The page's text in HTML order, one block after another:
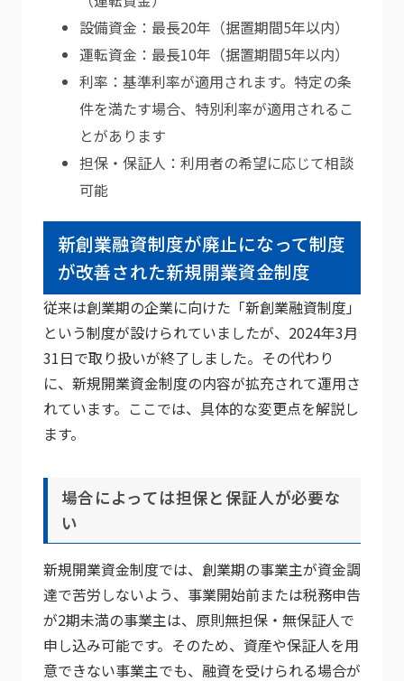
設備資金：最長20年（据置期間5年以内）
運転資金：最長10年（据置期間5年以内）
利率：基準利率が適用されます。特定の条
件を満たす場合、特別利率が適用されるこ
とがあります
担保・保証人：利用者の希望に応じて相談
可能
新創業融資制度が廃止になって制度
が改善された新規開業資金制度
従来は創業期の企業に向けた「新創業融資制度」
という制度が設けられていましたが、2024年3月
31日で取り扱いが終了しました。その代わり
に、新規開業資金制度の内容が拡充されて運用さ
れています。ここでは、具体的な変更点を解説し
ます。
場合によっては担保と保証人が必要な
い
新規開業資金制度では、創業期の事業主が資金調
達で苦労しないよう、事業開始前または税務申告
が2期未満の事業主は、原則無担保・無保証人で
申し込み可能です。そのため、資産や保証人を用
意できない事業主でも、融資を受けられる場合が